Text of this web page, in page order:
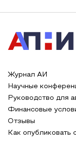
Журнал АИ
Научные
Руководство для
Финансовые
Отзывы
Как опубликовать